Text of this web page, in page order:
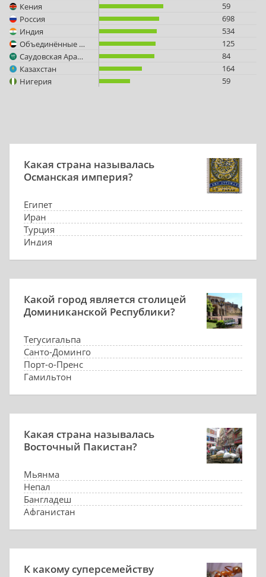
Кения
59
Россия
698
Индия
534
Объединённые Арабские Эмираты
125
Саудовская Аравия
84
Казахстан
164
Нигерия
59
Какая страна называлась
Османская империя?
Египет
Иран
Турция
Индия
Какой город является столицей
Доминиканской Республики?
Тегусигальпа
Санто-Доминго
Порт-о-Пренс
Гамильтон
Какая страна называлась
Восточный Пакистан?
Мьянма
Непал
Бангладеш
Афганистан
К какому суперсемейству